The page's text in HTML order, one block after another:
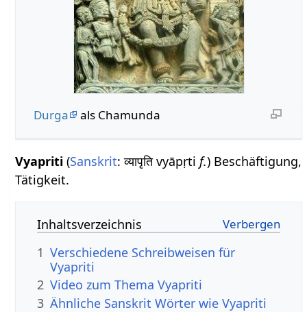
Durga als Chamunda
Vyapriti (Sanskrit: व्यापृति vyāpṛtif.) Beschäftigung,
Tätigkeit.
Inhaltsverzeichnis
1 Verschiedene Schreibweisen für
Vyapriti
2 Video zum Thema Vyapriti
3 Ähnliche Sanskrit Wörter wie Vyapriti